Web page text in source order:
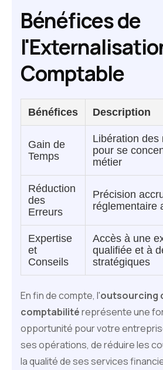
Bénéfices de
Comptable
Bénéfices Description
Gain de
Temps
Libération des
pour se
métier
Réduction
des
Erreurs
Précision
réglementaire
Expertise
et
Conseils
Accès à une
qualifiée et à
stratégiques
En fin de compte, l'outsourcing
comptabilitéreprésente une
opportunité pour votre
ses opérations, de réduire les
la qualité de ses services